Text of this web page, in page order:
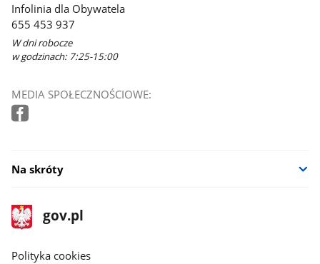
Infolinia dla Obywatela
655 453 937
W dni robocze
w godzinach: 7:25-15:00
MEDIA SPOŁECZNOŚCIOWE:
Na skróty
stopka
gov.pl
Strona
gov.pl
gov.pl
Polityka cookies